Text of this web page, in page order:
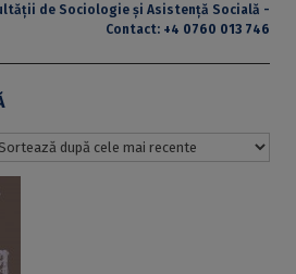
de Sociologie și Asistență Socială -
Contact: +4 0760 013 746